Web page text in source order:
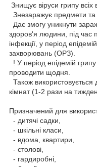
Знищує віруси грипу всіх
Знезаражує предмети та
Дає змогу уникнути
здоров'я людини, під час
інфекції, у період
захворювань (ОРЗ).
! У період епідемій
проводити щодня.
Також
кімнат (1-2 рази на
Призначений для
- дитячі садки,
- шкільні класи,
- вдома, квартири,
- столові,
- гардиробні,